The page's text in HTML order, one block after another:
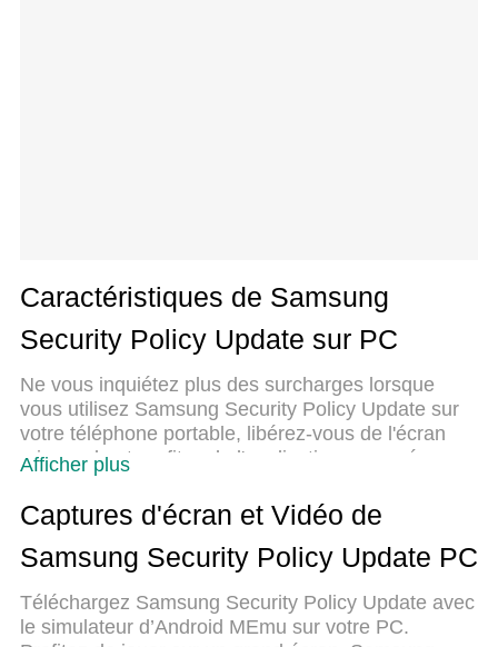
Caractéristiques de Samsung
Security Policy Update sur PC
Ne vous inquiétez plus des surcharges lorsque
vous utilisez Samsung Security Policy Update sur
votre téléphone portable, libérez-vous de l'écran
minuscule et profitez de l'application sur un écran
beaucoup plus grand. Désormais, vous pouvez
utiliser votre application en plein écran avec le
clavier et la souris. MEmu vous offre toutes les
fonctionnalités surprenantes que vous attendiez :
commandes intuitives, plus de limitations de
batterie, de données mobiles et d'appels
Afficher plus
Captures d'écran et Vidéo de
Samsung Security Policy Update PC
Téléchargez Samsung Security Policy Update avec
le simulateur d’Android MEmu sur votre PC.